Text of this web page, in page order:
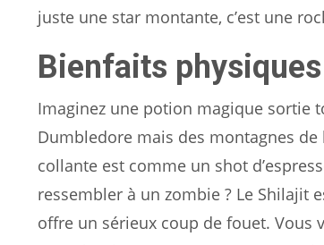
juste une star montante, c’est une
Bienfaits
Imaginez une potion magique sortie
Dumbledore mais des montagnes
collante est comme un shot
ressembler à un zombie ? Le Shilajit
offre un sérieux coup de fouet. Vous